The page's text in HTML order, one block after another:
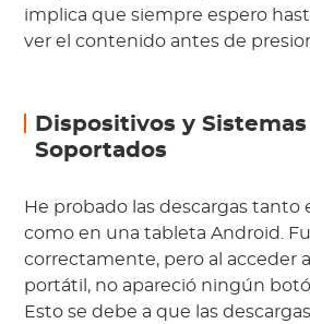
implica que siempre espero
ver el contenido antes de
Dispositivos y
Soportados
He probado las descargas tanto
como en una tableta Android.
correctamente, pero al acceder
portátil, no apareció ningún
Esto se debe a que las